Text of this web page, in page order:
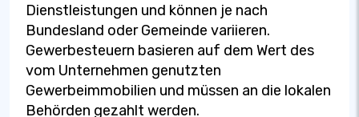
Dienstleistungen und können je nach
Bundesland oder Gemeinde variieren.
Gewerbesteuern basieren auf dem Wert des
vom Unternehmen genutzten
Gewerbeimmobilien und müssen an die lokalen
Behörden gezahlt werden.